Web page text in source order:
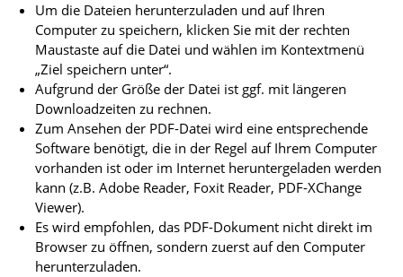
Um die Dateien herunterzuladen und auf Ihren
Computer zu speichern, klicken Sie mit der rechten
Maustaste auf die Datei und wählen im Kontextmenü
„Ziel speichern unter“.
Aufgrund der Größe der Datei ist ggf. mit längeren
Downloadzeiten zu rechnen.
Zum Ansehen der PDF-Datei wird eine entsprechende
Software benötigt, die in der Regel auf Ihrem Computer
vorhanden ist oder im Internet heruntergeladen werden
kann (z.B. Adobe Reader, Foxit Reader, PDF-XChange
Viewer).
Es wird empfohlen, das PDF-Dokument nicht direkt im
Browser zu öffnen, sondern zuerst auf den Computer
herunterzuladen.